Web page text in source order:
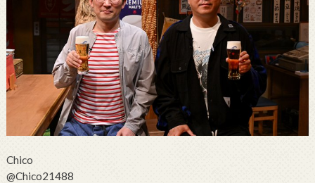
Chico
@Chico21488